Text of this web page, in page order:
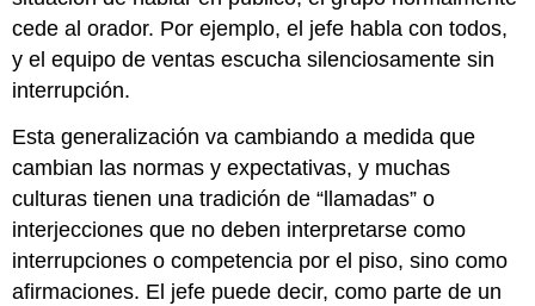
cede al orador. Por ejemplo, el jefe habla con todos,
y el equipo de ventas escucha silenciosamente sin
interrupción.
Esta generalización va cambiando a medida que
cambian las normas y expectativas, y muchas
culturas tienen una tradición de “llamadas” o
interjecciones que no deben interpretarse como
interrupciones o competencia por el piso, sino como
afirmaciones. El jefe puede decir, como parte de un